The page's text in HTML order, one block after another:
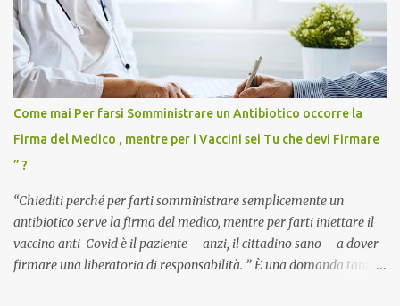
Come mai Per farsi Somministrare un Antibiotico occorre la
Firma del Medico , mentre per i Vaccini sei Tu che devi Firmare
” ?
“Chiediti perché per farti somministrare semplicemente un
antibiotico serve la firma del medico, mentre per farti iniettare il
vaccino anti-Covid è il paziente – anzi, il cittadino sano – a dover
firmare una liberatoria di responsabilità. ” È una domanda tanto